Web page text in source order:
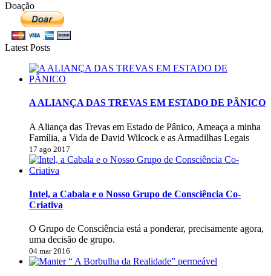
Doação
Latest Posts
A ALIANÇA DAS TREVAS EM ESTADO DE PÂNICO
A Aliança das Trevas em Estado de Pânico, Ameaça a minha
Família, a Vida de David Wilcock e as Armadilhas Legais
17 ago 2017
Intel, a Cabala e o Nosso Grupo de Consciência Co-
Criativa
O Grupo de Consciência está a ponderar, precisamente agora,
uma decisão de grupo.
04 mar 2016